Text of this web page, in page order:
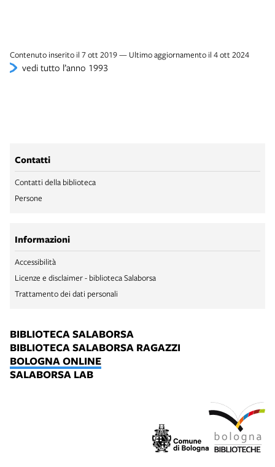
Contenuto inserito il 7 ott 2019 — Ultimo aggiornamento il 4 ott 2024
vedi tutto l’anno 1993
Contatti
Contatti della biblioteca
Persone
Informazioni
Accessibilità
Licenze e disclaimer - biblioteca Salaborsa
Trattamento dei dati personali
BIBLIOTECA SALABORSA
BIBLIOTECA SALABORSA RAGAZZI
BOLOGNA ONLINE
SALABORSA LAB